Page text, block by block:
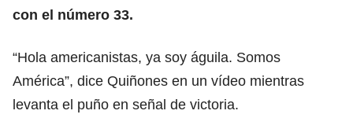
con el número 33.
“Hola americanistas, ya soy águila. Somos
América”, dice Quiñones en un vídeo mientras
levanta el puño en señal de victoria.